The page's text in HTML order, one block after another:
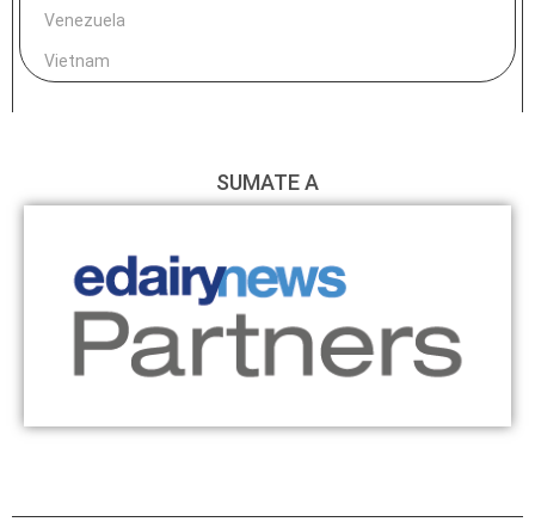
Venezuela
Vietnam
SUMATE A